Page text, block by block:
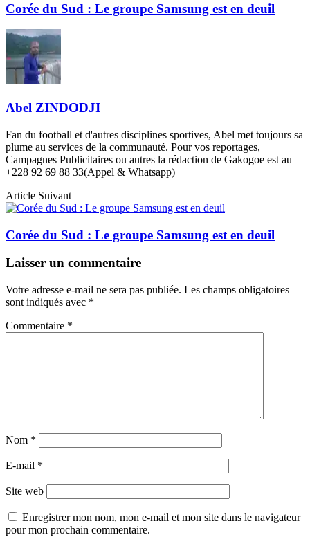
Corée du Sud : Le groupe Samsung est en deuil
Abel ZINDODJI
Fan du football et d'autres disciplines sportives, Abel met toujours sa
plume au services de la communauté. Pour vos reportages,
Campagnes Publicitaires ou autres la rédaction de Gakogoe est au
+228 92 69 88 33(Appel & Whatsapp)
Article Suivant
Corée du Sud : Le groupe Samsung est en deuil
Laisser un commentaire
Votre adresse e-mail ne sera pas publiée. Les champs obligatoires
sont indiqués avec *
Commentaire *
Nom *
E-mail *
Site web
Enregistrer mon nom, mon e-mail et mon site dans le navigateur
pour mon prochain commentaire.